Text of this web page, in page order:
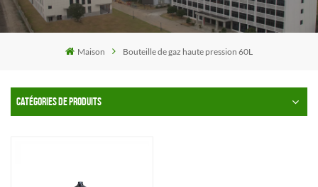
Maison Bouteille de gaz haute pression 60L
CATÉGORIES DE PRODUITS